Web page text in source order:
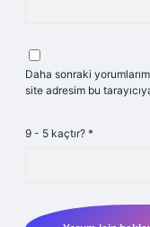
Daha sonraki
site adresim bu
9 - 5 kaçtır? *